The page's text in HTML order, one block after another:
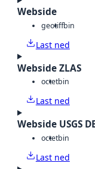
Webside
geotiffbin
Last ned
Webside ZLAS
octetbin
Last ned
Webside USGS
octetbin
Last ned